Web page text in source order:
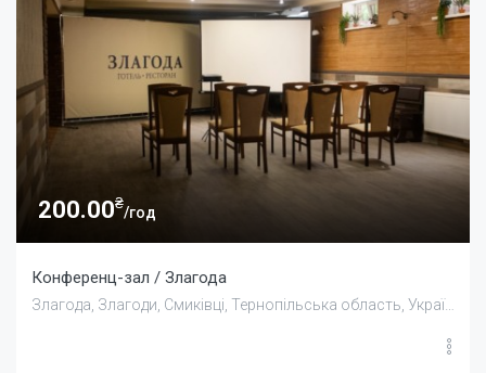
200.00₴
/год
Конференц-зал / Злагода
Злагода, Злагоди, Смиківці, Тернопільська область, Україна